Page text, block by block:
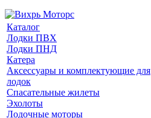
Каталог
Лодки ПВХ
Лодки ПНД
Катера
Аксессуары и комплектующие для
лодок
Спасательные жилеты
Эхолоты
Лодочные моторы